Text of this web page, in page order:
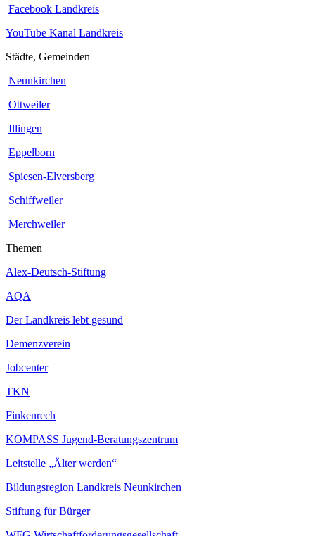
Facebook Landkreis
YouTube Kanal Landkreis
Städte, Gemeinden
Neunkirchen
Ottweiler
Illingen
Eppelborn
Spiesen-Elversberg
Schiffweiler
Merchweiler
Themen
Alex-Deutsch-Stiftung
AQA
Der Landkreis lebt gesund
Demenzverein
Jobcenter
TKN
Finkenrech
KOMPASS Jugend-Beratungszentrum
Leitstelle „Älter werden“
Bildungsregion Landkreis Neunkirchen
Stiftung für Bürger